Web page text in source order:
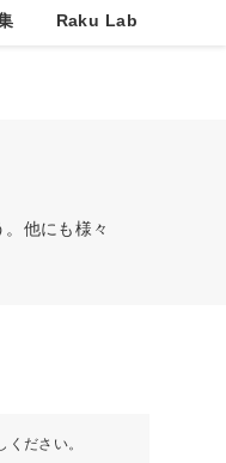
Raku Lab
他にも様々
ださい。